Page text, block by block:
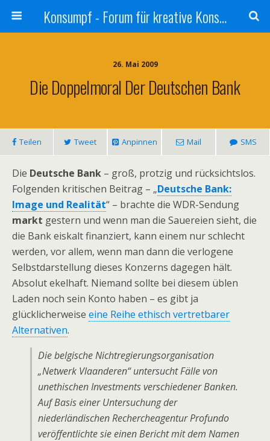
Konsumpf - Forum für kreative Konsumkritik - Culture Jamming, Nachhaltigkeit, Konzernkritik, Adbusting
26. Mai 2009
Die Doppelmoral Der Deutschen Bank
Teilen Tweet Anpinnen Mail SMS
Die Deutsche Bank – groß, protzig und rücksichtslos.
Folgenden kritischen Beitrag – „Deutsche Bank:
Image und Realität“ – brachte die WDR-Sendung
markt gestern und wenn man die Sauereien sieht, die
die Bank eiskalt finanziert, kann einem nur schlecht
werden, vor allem, wenn man dann die verlogene
Selbstdarstellung dieses Konzerns dagegen hält.
Absolut ekelhaft. Niemand sollte bei diesem üblen
Laden noch sein Konto haben – es gibt ja
glücklicherweise eine Reihe ethisch vertretbarer
Alternativen.
Die belgische Nichtregierungsorganisation
„Netwerk Vlaanderen“ untersucht Fälle von
unethischen Investments verschiedener Banken.
Auf Basis einer Untersuchung der
niederländischen Rechercheagentur Profundo
veröffentlichte sie einen Bericht mit dem Namen